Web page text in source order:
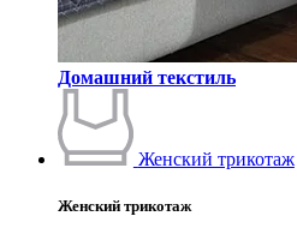
Домашний текстиль
Женский трикотаж
Женский трикотаж